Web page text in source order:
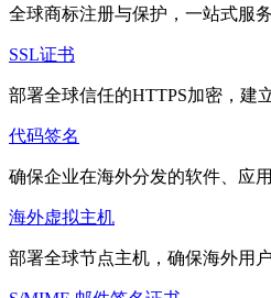
全球商标注册与保护，一站式服
SSL证书
部署全球信任的HTTPS加密，建
代码签名
确保企业在海外分发的软件、应
海外虚拟主机
部署全球节点主机，确保海外用